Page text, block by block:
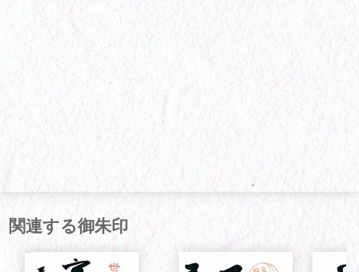
関連する御朱印